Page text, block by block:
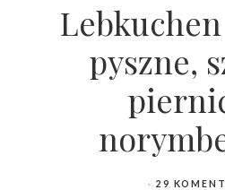
Lebkuchen
pyszne,
29